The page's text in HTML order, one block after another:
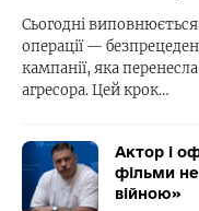
Сьогодні
операції —
кампанії, яка
агресора. Цей крок…
Актор і
фільми не
війною»